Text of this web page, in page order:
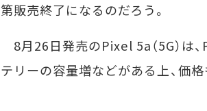
第販売終了になるのだろう。
8月26日発売のPixel 5a（5G）は
テリーの容量増などがある上、価